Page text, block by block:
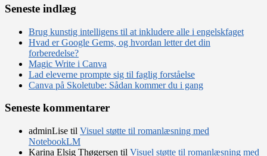
Seneste indlæg
Brug kunstig intelligens til at inkludere alle i engelskfaget
Hvad er Google Gems, og hvordan letter det din
forberedelse?
Magic Write i Canva
Lad eleverne prompte sig til faglig forståelse
Canva på Skoletube: Sådan kommer du i gang
Seneste kommentarer
adminLise til Visuel støtte til romanlæsning med
NotebookLM
Karina Elsig Thøgersen til Visuel støtte til romanlæsning med